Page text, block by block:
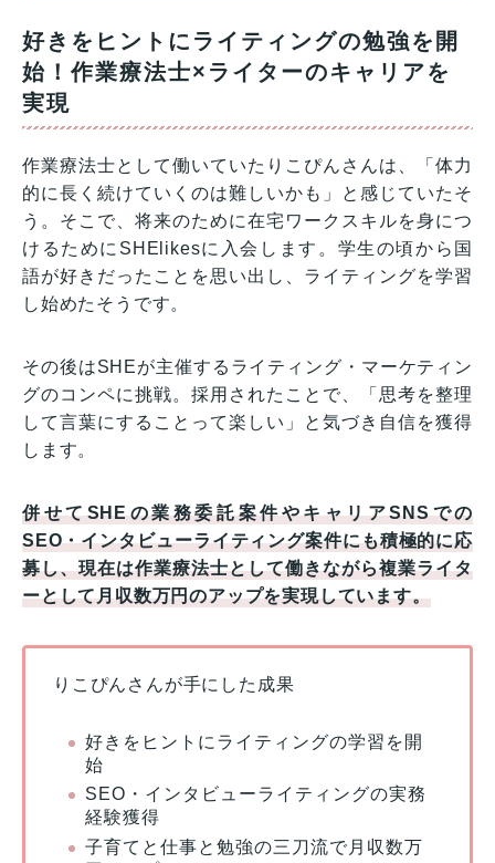
好きをヒントにライティングの勉強を開
始！作業療法士×ライターのキャリアを
実現
作業療法士として働いていたりこぴんさんは、「体力
的に長く続けていくのは難しいかも」と感じていたそ
う。そこで、将来のために在宅ワークスキルを身につ
けるためにSHElikesに入会します。学生の頃から国
語が好きだったことを思い出し、ライティングを学習
し始めたそうです。
その後はSHEが主催するライティング・マーケティン
グのコンペに挑戦。採用されたことで、「思考を整理
して言葉にすることって楽しい」と気づき自信を獲得
します。
併せてSHEの業務委託案件やキャリアSNSでの
SEO・インタビューライティング案件にも積極的に応
募し、現在は作業療法士として働きながら複業ライタ
ーとして月収数万円のアップを実現しています。
りこぴんさんが手にした成果
好きをヒントにライティングの学習を開
始
SEO・インタビューライティングの実務
経験獲得
子育てと仕事と勉強の三刀流で月収数万